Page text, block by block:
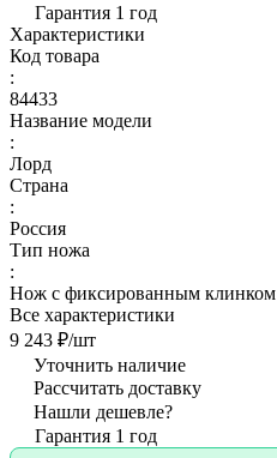
Гарантия 1 год
Характеристики
Код товара
:
84433
Название модели
:
Лорд
Страна
:
Россия
Тип ножа
:
Нож с фиксированным клинком
Все характеристики
9 243 ₽/шт
Уточнить наличие
Рассчитать доставку
Нашли дешевле?
Гарантия 1 год